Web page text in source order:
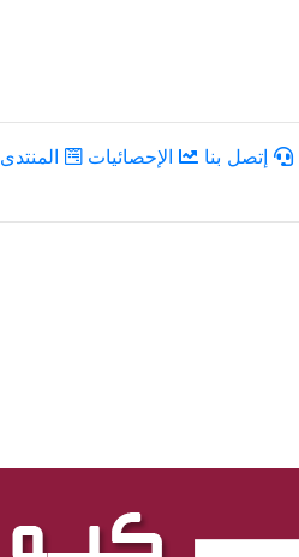
إتصل بنا الإحصائيات المنتدى